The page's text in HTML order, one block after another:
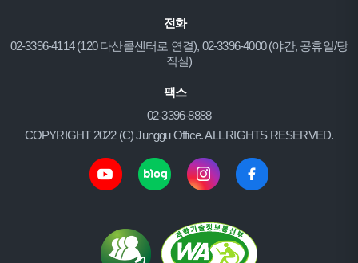
전화
02-3396-4114 (120 다산콜센터로 연결), 02-3396-4000 (야간, 공휴일/당
직실)
팩스
02-3396-8888
COPYRIGHT 2022 (C) Junggu Office. ALL RIGHTS RESERVED.